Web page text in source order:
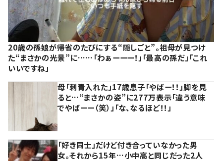
20歳の孫娘が帰省のたびにする“隠しごと”。祖母が見つけ
た“まさかの光景”に……「わぁーーー！」「最高の孫だ」「これ
いいですね」
母「刺青入れた」17歳息子「やばー！！」脚を見
ると…“まさかの姿”に277万表示「違う意味
でやばーー（笑）」「な、なるほど！！」
「好き同士」だけど付き合っていなかった男
女。それから15年…小中高と同じだった2人